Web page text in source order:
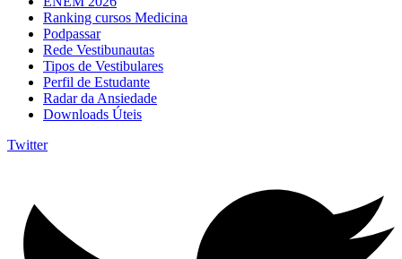
Ranking cursos Medicina
Podpassar
Rede Vestibunautas
Tipos de Vestibulares
Perfil de Estudante
Radar da Ansiedade
Downloads Úteis
Twitter